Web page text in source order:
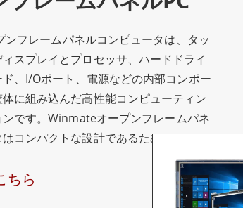
インワンパネルPCに加えて、オペレーティ
る堅牢な構造を備えた次世代HMIも提供して
に最適です。
品への取り組みは、パネルPCの提供だけに
お約束します。Winmateの産業用タッチスク
フレームパネルコンピュータは、タッ
スプレイとプロセッサ、ハードドライ
、I/Oポート、電源などの内部コンポー
に組み込んだ高性能コンピューティン
です。Winmateオープンフレームパネ
コンパクトな設計であるため、スペー
る産業環境に最適です。温度変化、極端
や湿気、ほこり、グリース、衝撃、振
産業環境にも耐えられるように設計され
ちら